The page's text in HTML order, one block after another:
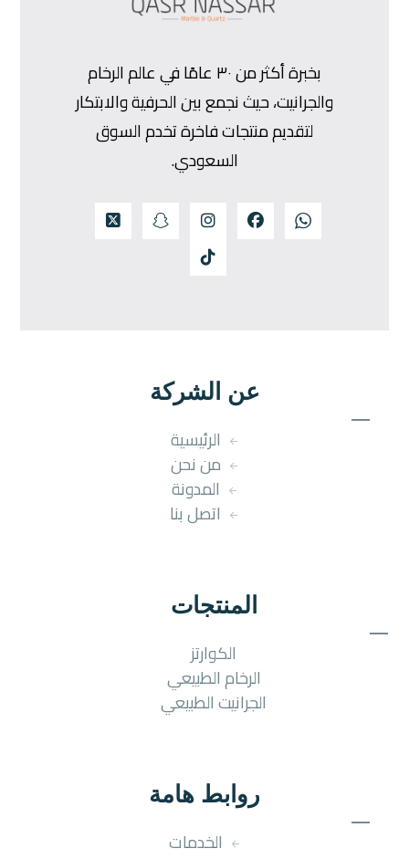
بخبرة أكثر من ٣٠ عامًا في عالم الرخام
والجرانيت، حيث نجمع بين الحرفية والابتكار
لتقديم منتجات فاخرة تخدم السوق
السعودي.
عن الشركة
الرئيسية
من نحن
المدونة
اتصل بنا
المنتجات
الكوارتز
الرخام الطبيعي
الجرانيت الطبيعي
روابط هامة
الخدمات